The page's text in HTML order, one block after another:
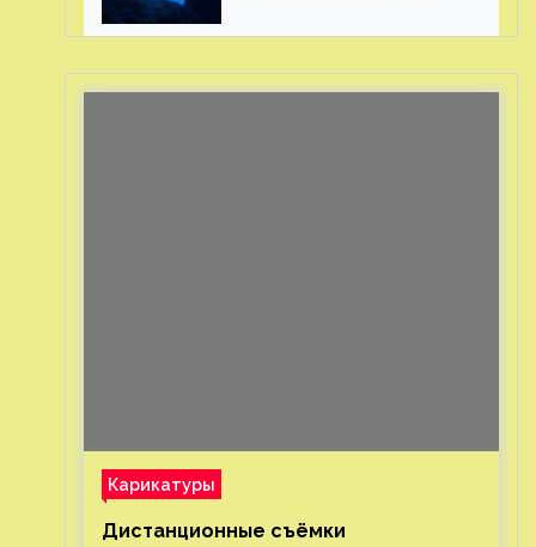
рублей с помощью
Карикатуры
Дистанционные съёмки